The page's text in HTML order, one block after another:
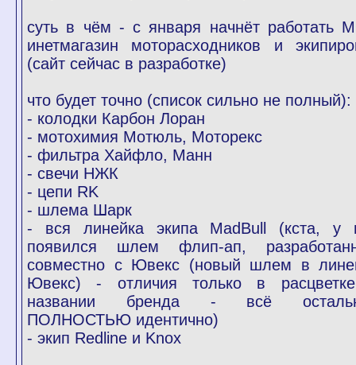
суть в чём - с января начнёт работать
инетмагазин моторасходников и
(сайт сейчас в разработке)
что будет точно (список сильно не полный):
- колодки Карбон Лоран
- мотохимия Мотюль, Моторекс
- фильтра Хайфло, Манн
- свечи НЖК
- цепи RK
- шлема Шарк
- вся линейка экипа MadBull (кста, у
появился шлем флип-ап,
совместно с Ювекс (новый шлем в
Ювекс) - отличия только в
названии бренда - всё
ПОЛНОСТЬЮ идентично)
- экип Redline и Knox